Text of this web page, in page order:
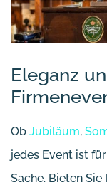
Eleganz
Ob Jubiläum,
jedes Event ist
Sache. Bieten